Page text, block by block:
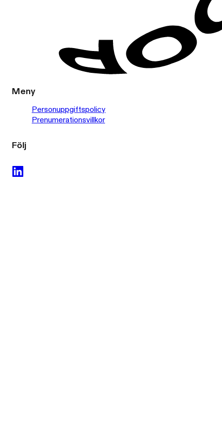
Meny
Personuppgiftspolicy
Prenumerationsvillkor
Följ